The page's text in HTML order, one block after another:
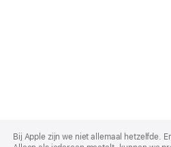
Footer
Bij Apple zijn we niet allemaal hetzelfde.